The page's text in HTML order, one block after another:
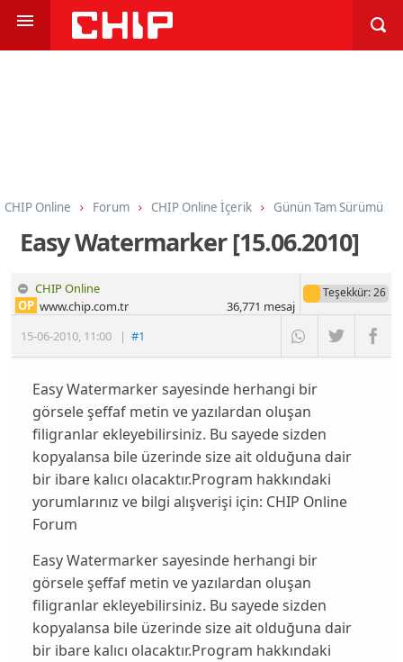
CHIP Online Forum CHIP Online İçerik Günün Tam Sürümü
Easy Watermarker [15.06.2010]
CHIP Online
15-06-2010, 11:00 |#1
OP www.chip.com.tr
Teşekkür: 26
36,771 mesaj
Easy Watermarker sayesinde herhangi bir
görsele şeffaf metin ve yazılardan oluşan
filigranlar ekleyebilirsiniz. Bu sayede sizden
kopyalansa bile üzerinde size ait olduğuna dair
bir ibare kalıcı olacaktır.Program hakkındaki
yorumlarınız ve bilgi alışverişi için: CHIP Online
Forum
Easy Watermarker sayesinde herhangi bir
görsele şeffaf metin ve yazılardan oluşan
filigranlar ekleyebilirsiniz. Bu sayede sizden
kopyalansa bile üzerinde size ait olduğuna dair
bir ibare kalıcı olacaktır.Program hakkındaki